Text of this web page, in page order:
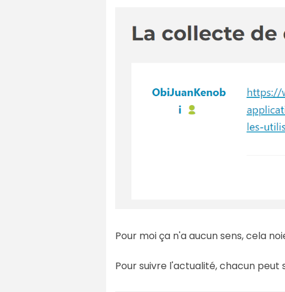
Pour moi ça n'a aucun sens, cela
Pour suivre l'actualité, chacun peut